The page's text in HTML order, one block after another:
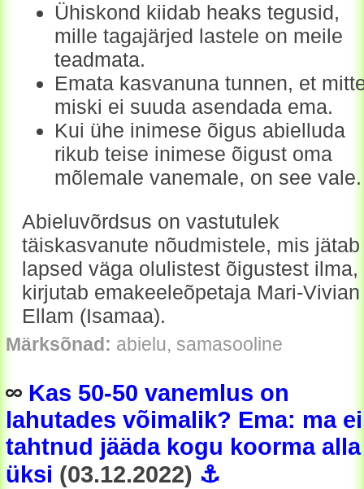
Ühiskond kiidab heaks tegusid,
mille tagajärjed lastele on meile
teadmata.
Emata kasvanuna tunnen, et
miski ei suuda asendada ema.
Kui ühe inimese õigus abielluda
rikub teise inimese õigust oma
mõlemale vanemale, on see vale.
Abieluvõrdsus on vastutulek
täiskasvanute nõudmistele, mis jätab
lapsed väga olulistest õigustest ilma,
kirjutab emakeeleõpetaja Mari-Vivian
Ellam (Isamaa).
Märksõnad: abielu, samasooline
Kas 50-50 vanemlus on
lahutades võimalik? Ema: ma ei
tahtnud jääda kogu koorma alla
üksi (03.12.2022) ⚓